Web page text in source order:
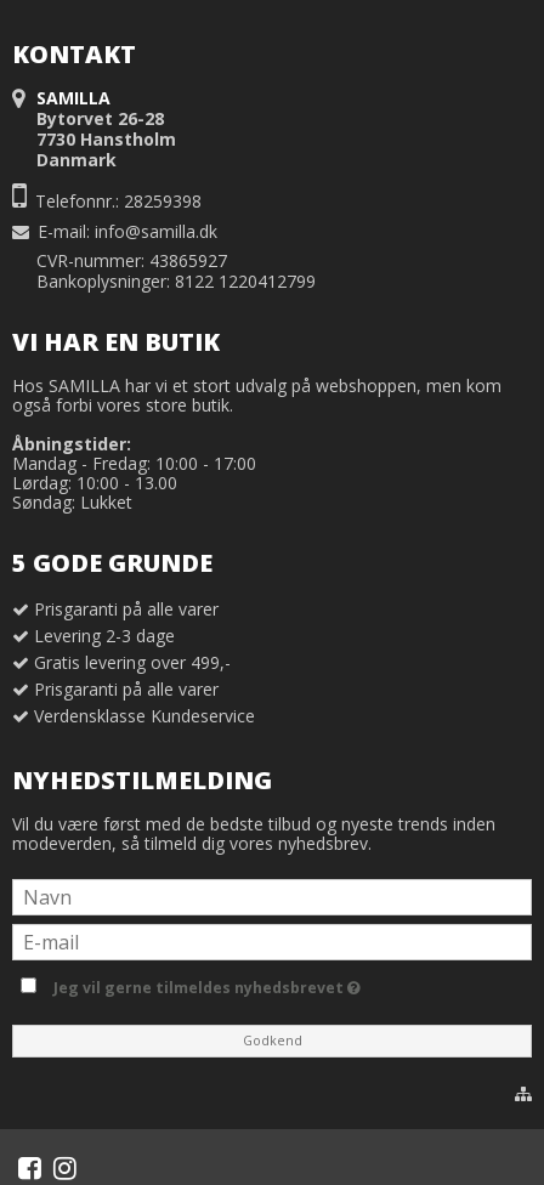
KONTAKT
SAMILLA
Bytorvet 26-28
7730 Hanstholm
Danmark
Telefonnr.: 28259398
E-mail: info@samilla.dk
CVR-nummer: 43865927
Bankoplysninger: 8122 1220412799
VI HAR EN BUTIK
Hos SAMILLA har vi et stort udvalg på webshoppen, men kom
også forbi vores store butik.
Åbningstider:
Mandag - Fredag: 10:00 - 17:00
Lørdag: 10:00 - 13.00
Søndag: Lukket
5 GODE GRUNDE
Prisgaranti på alle varer
Levering 2-3 dage
Gratis levering over 499,-
Prisgaranti på alle varer
Verdensklasse Kundeservice
NYHEDSTILMELDING
Vil du være først med de bedste tilbud og nyeste trends inden
modeverden, så tilmeld dig vores nyhedsbrev.
Jeg vil gerne tilmeldes nyhedsbrevet
Godkend